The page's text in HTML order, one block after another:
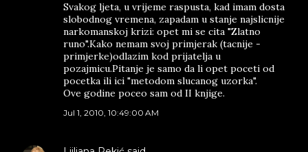
Svakog ljeta, u vrijeme raspusta, kad imam dosta
slobodnog vremena, zapadam u stanje najslicnije
narkomanskoj krizi: opet mi se cita "Zlatno
runo".Kako nemam svoj primjerak (tacnije -
primjerke)odlazim kod prijatelja u
pozajmicu.Pitanje je samo da li opet poceti od
pocetka ili ici "metodom slucanog uzorka".
Ove godine poceo sam od II knjige.
Jul 1, 2010, 10:49:00 AM